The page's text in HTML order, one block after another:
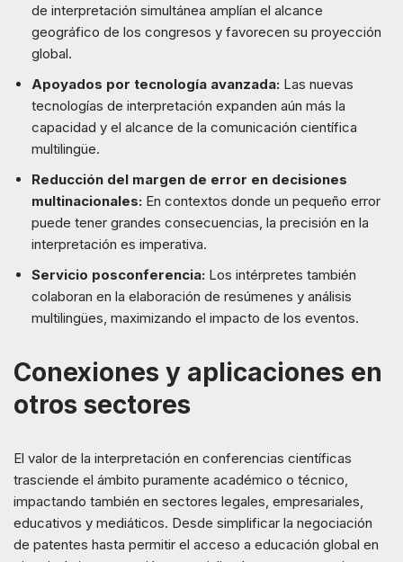
de interpretación simultánea amplían el alcance
geográfico de los congresos y favorecen su proyección
global.
Apoyados por tecnología avanzada: Las nuevas
tecnologías de interpretación expanden aún más la
capacidad y el alcance de la comunicación científica
multilingüe.
Reducción del margen de error en decisiones
multinacionales: En contextos donde un pequeño error
puede tener grandes consecuencias, la precisión en la
interpretación es imperativa.
Servicio posconferencia: Los intérpretes también
colaboran en la elaboración de resúmenes y análisis
multilingües, maximizando el impacto de los eventos.
Conexiones y aplicaciones en
otros sectores
El valor de la interpretación en conferencias científicas
trasciende el ámbito puramente académico o técnico,
impactando también en sectores legales, empresariales,
educativos y mediáticos. Desde simplificar la negociación
de patentes hasta permitir el acceso a educación global en